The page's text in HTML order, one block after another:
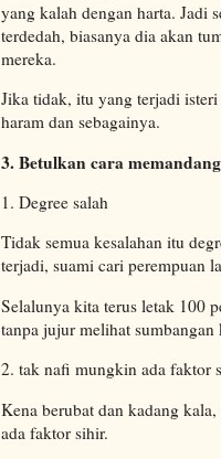
yang kalah dengan harta. Jadi
terdedah, biasanya dia akan
mereka.
Jika tidak, itu yang terjadi
haram dan sebagainya.
3. Betulkan cara
1. Degree salah
Tidak semua kesalahan itu
terjadi, suami cari perempuan
Selalunya kita terus letak 100
tanpa jujur melihat
2. tak nafi mungkin ada faktor
Kena berubat dan kadang
ada faktor sihir.